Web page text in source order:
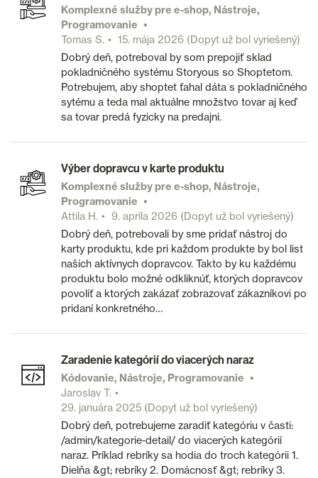
Komplexné služby pre e-shop, Nástroje,
Programovanie
Tomas S.
15. mája 2026(Dopyt už bol vyriešený)
Dobrý deň, potreboval by som prepojiť sklad
pokladničného systému Storyous so Shoptetom.
Potrebujem, aby shoptet ťahal dáta s pokladničného
sytému a teda mal aktuálne množstvo tovar aj keď
sa tovar predá fyzicky na predajni.
Výber dopravcu v karte produktu
Komplexné služby pre e-shop, Nástroje,
Programovanie
Attila H.
9. apríla 2026(Dopyt už bol vyriešený)
Dobrý deň, potrebovali by sme pridať nástroj do
karty produktu, kde pri každom produkte by bol list
našich aktívnych dopravcov. Takto by ku každému
produktu bolo možné odkliknúť, ktorých dopravcov
povoliť a ktorých zakázať zobrazovať zákazníkovi po
pridaní konkretného…
Zaradenie kategórií do viacerých naraz
Kódovanie, Nástroje, Programovanie
Jaroslav T.
29. januára 2025(Dopyt už bol vyriešený)
Dobrý deň, potrebujeme zaradiť kategóriu v časti:
/admin/kategorie-detail/ do viacerých kategórií
naraz. Príklad rebríky sa hodia do troch kategórii 1.
Dielňa &gt; rebríky 2. Domácnosť &gt; rebríky 3.